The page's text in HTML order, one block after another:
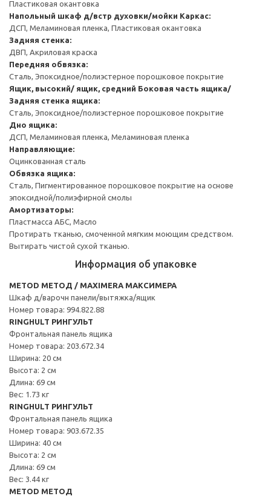
Пластиковая окантовка
Напольный шкаф д/встр духовки/мойки Каркас:
ДСП, Меламиновая пленка, Пластиковая окантовка
Задняя стенка:
ДВП, Акриловая краска
Передняя обвязка:
Сталь, Эпоксидное/полиэстерное порошковое покрытие
Ящик, высокий/ ящик, средний Боковая часть ящика/
Задняя стенка ящика:
Сталь, Эпоксидное/полиэстерное порошковое покрытие
Дно ящика:
ДСП, Меламиновая пленка, Меламиновая пленка
Направляющие:
Оцинкованная сталь
Обвязка ящика:
Сталь, Пигментированное порошковое покрытие на основе
эпоксидной/полиэфирной смолы
Амортизаторы:
Пластмасса АБС, Масло
Протирать тканью, смоченной мягким моющим средством.
Вытирать чистой сухой тканью.
Информация об упаковке
METOD МЕТОД / MAXIMERA МАКСИМЕРА
Шкаф д/варочн панели/вытяжка/ящик
Номер товара: 994.822.88
RINGHULT РИНГУЛЬТ
Фронтальная панель ящика
Номер товара: 203.672.34
Ширина: 20 см
Высота: 2 см
Длина: 69 см
Вес: 1.73 кг
RINGHULT РИНГУЛЬТ
Фронтальная панель ящика
Номер товара: 903.672.35
Ширина: 40 см
Высота: 2 см
Длина: 69 см
Вес: 3.44 кг
METOD МЕТОД